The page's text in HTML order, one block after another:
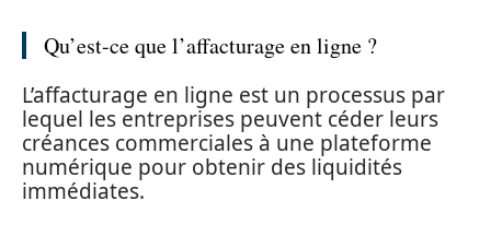
Qu’est-ce que l’affacturage en ligne ?
L’affacturage en ligne est un processus par
lequel les entreprises peuvent céder leurs
créances commerciales à une plateforme
numérique pour obtenir des liquidités
immédiates.